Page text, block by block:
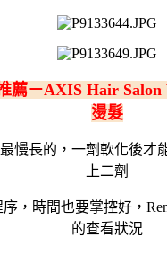
薦－AXIS Hair
燙髮
慢長的，一劑軟化後才
上二劑
，時間也要掌控好，
的查看狀況